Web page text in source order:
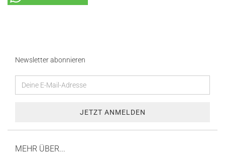
Newsletter abonnieren
MEHR ÜBER...